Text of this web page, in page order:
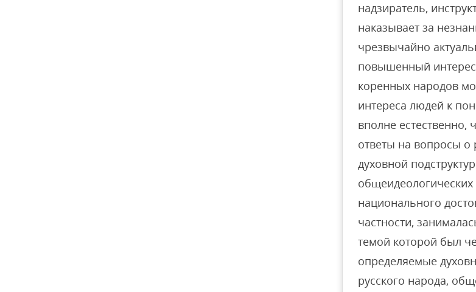
надзиратель,
наказывает за
чрезвычайно
повышенный
коренных народов
интереса людей к
вполне
ответы на вопросы
духовной
национального
частности,
темой которой был
определяемые
русского народа,